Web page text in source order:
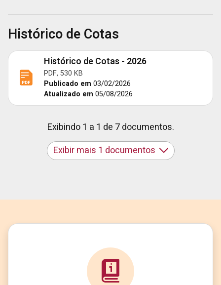
Histórico de Cotas
Histórico de Cotas - 2026
PDF, 530 KB
Publicado em 03/02/2026
Atualizado em 05/08/2026
Exibindo 1 a 1 de 7 documentos.
Exibir mais 1 documentos